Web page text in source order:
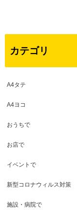
カテゴリ
A4タテ
A4ヨコ
おうちで
お店で
イベントで
新型コロナウィルス対策
施設・病院で